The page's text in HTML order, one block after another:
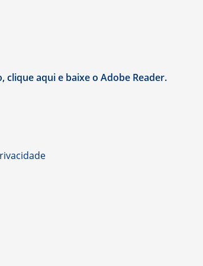
aqui e baixe o Adobe Reader.